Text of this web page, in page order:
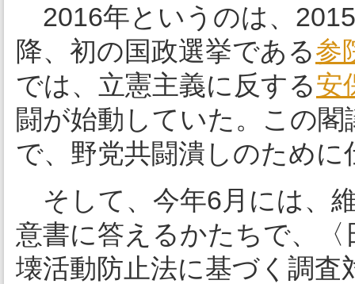
2016年というのは、
降、初の国政選挙である参
では、立憲主義に反する安
闘が始動していた。この
で、野党共闘潰しのため
そして、今年6月には、
意書に答えるかたちで、
壊活動防止法に基づく調